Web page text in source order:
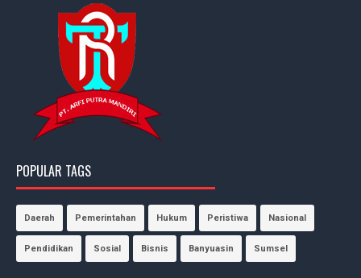
POPULAR TAGS
Daerah Pemerintahan Hukum Peristiwa Nasional
Pendidikan Sosial Bisnis Banyuasin Sumsel